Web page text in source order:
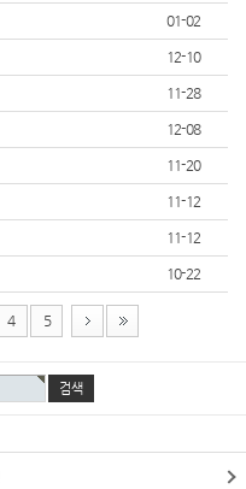
01-02
12-10
11-28
12-08
11-20
11-12
11-12
10-22
4 5